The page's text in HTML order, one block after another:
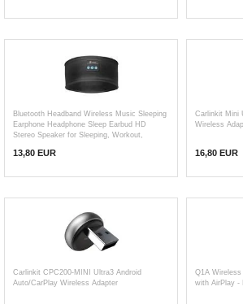
Bluetooth Headband Wireless Music Sleeping
Earphone Headphone Sleep Earbud HD
Stereo Speaker for Sleeping, Workout,
13,80 EUR
Carlinkit Mini
Wireless
16,80 EUR
Carlinkit CPC200-MINI Ultra3 Android
Auto/CarPlay Wireless Adapter
Q1A
with AirPlay -